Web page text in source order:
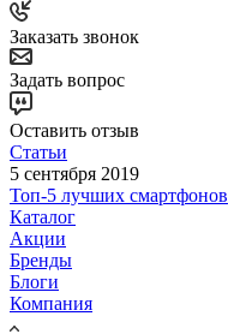
Заказать звонок
Задать вопрос
Оставить отзыв
Статьи
5 сентября 2019
Топ-5 лучших смартфонов
Каталог
Акции
Бренды
Блоги
Компания